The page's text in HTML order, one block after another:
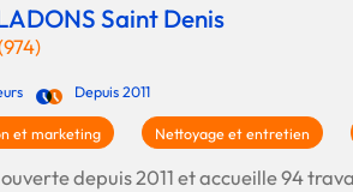
Saint Denis
Depuis 2011
et marketing Nettoyage et entretien
depuis 2011 et accueille 94